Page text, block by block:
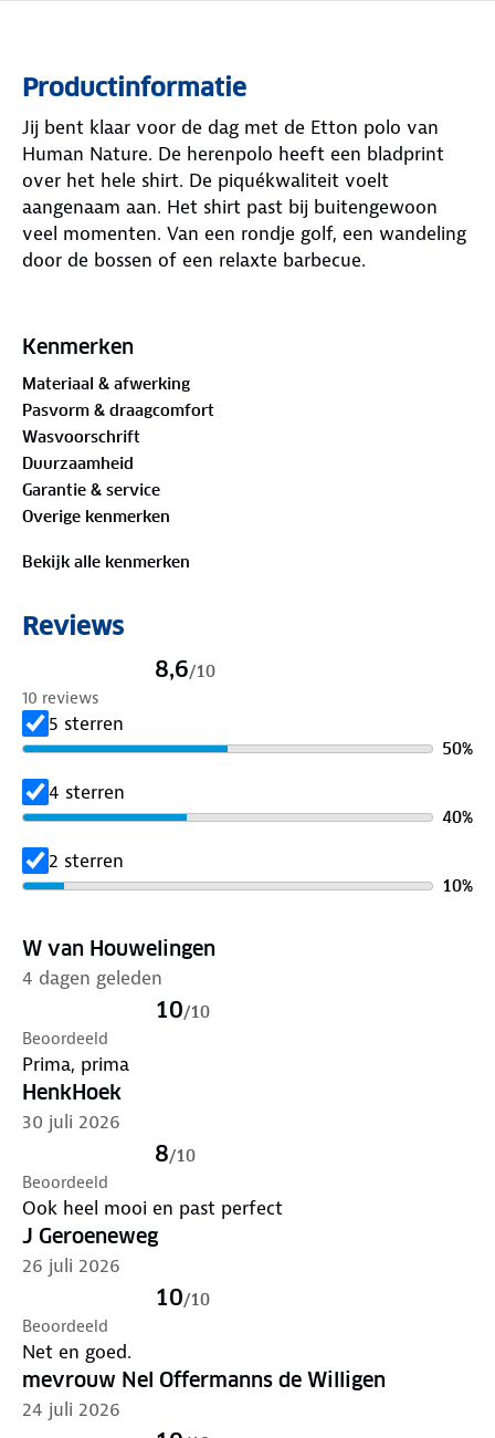
Productinformatie
Jij bent klaar voor de dag met de Etton polo van
Human Nature. De herenpolo heeft een bladprint
over het hele shirt. De piquékwaliteit voelt
aangenaam aan. Het shirt past bij buitengewoon
veel momenten. Van een rondje golf, een wandeling
door de bossen of een relaxte barbecue.
GOTS staat voor Global Organic Textile Standard,
vezels. Ga goed gekleed de deur uit in deze polo!
Materiaal
Buitenstof: 100%
Is je kleding aan vervanging toe? Lever het in bij
onze winkels. Wij geven er een nieuwe bestemming
Kenmerken
Materiaal & afwerking
Pasvorm & draagcomfort
Wasvoorschrift
Duurzaamheid
Garantie & service
Overige kenmerken
Bekijk alle kenmerken
Reviews
8,6/10
10 reviews
5 sterren
50%
4 sterren
40%
2 sterren
10%
W van Houwelingen
4 dagen geleden
10/10
Beoordeeld
Prima, prima
HenkHoek
30 juli 2026
8/10
Beoordeeld
Ook heel mooi en past perfect
J Geroeneweg
26 juli 2026
10/10
Beoordeeld
Net en goed.
mevrouw Nel Offermanns de Willigen
24 juli 2026